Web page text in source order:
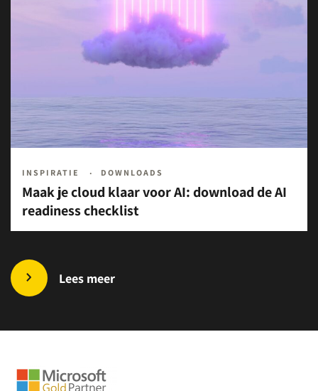
INSPIRATIE DOWNLOADS
Maak je cloud klaar voor AI: download de AI
readiness checklist
Lees meer